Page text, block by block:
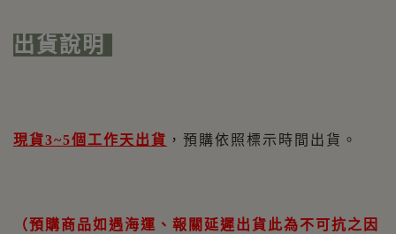
出貨說明
現貨3~5個工作天出貨 ，預購依照標示時間出貨。
（預購商品如遇海運、報關延遲出貨此為不可抗之因